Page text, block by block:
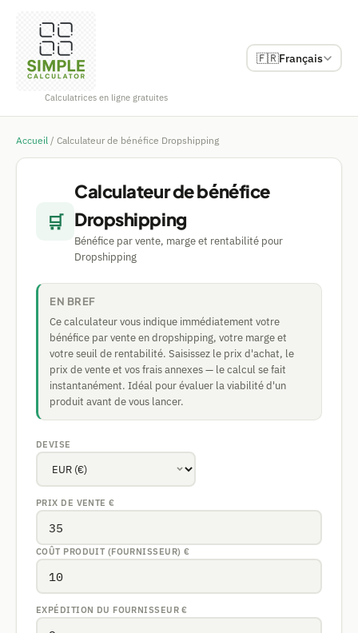
Calculatrices en ligne gratuites
🇫🇷Français
Accueil / Calculateur de bénéfice Dropshipping
🛒
Calculateur de bénéfice
Dropshipping
Bénéfice par vente, marge et rentabilité pour
Dropshipping
EN BREF
Ce calculateur vous indique immédiatement votre
bénéfice par vente en dropshipping, votre marge et
votre seuil de rentabilité. Saisissez le prix d'achat, le
prix de vente et vos frais annexes — le calcul se fait
instantanément. Idéal pour évaluer la viabilité d'un
produit avant de vous lancer.
DEVISE
PRIX DE VENTE€
COÛT PRODUIT (FOURNISSEUR) €
EXPÉDITION DU FOURNISSEUR€